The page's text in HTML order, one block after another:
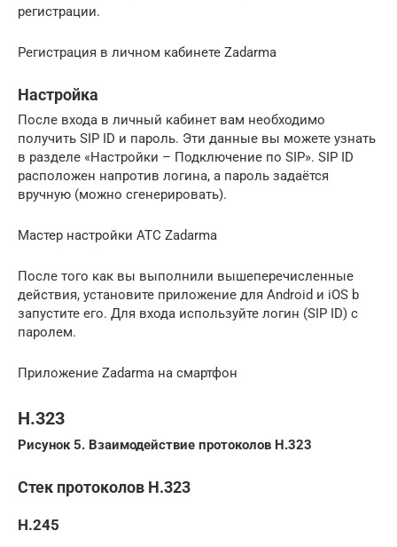
регистрации.
Регистрация в личном кабинете Zadarma
Настройка
После входа в личный кабинет вам необходимо
получить SIP ID и пароль. Эти данные вы можете узнать
в разделе «Настройки – Подключение по SIP». SIP ID
расположен напротив логина, а пароль задаётся
вручную (можно сгенерировать).
Мастер настройки АТС Zadarma
После того как вы выполнили вышеперечисленные
действия, установите приложение для Android и iOS b
запустите его. Для входа используйте логин (SIP ID) с
паролем.
Приложение Zadarma на смартфон
H.323
Рисунок 5. Взаимодействие протоколов H.323
Стек протоколов H.323
H.245